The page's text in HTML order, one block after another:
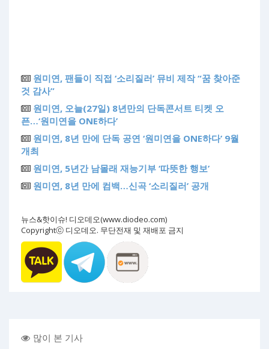
원미연, 팬들이 직접 ‘소리질러’ 뮤비 제작 “꿈 찾아준
것 감사”
원미연, 오늘(27일) 8년만의 단독콘서트 티켓 오
픈…‘원미연을 ONE하다’
원미연, 8년 만에 단독 공연 ‘원미연을 ONE하다’ 9월
개최
원미연, 5년간 남몰래 재능기부 ‘따뜻한 행보’
원미연, 8년 만에 컴백…신곡 ‘소리질러’ 공개
뉴스&핫이슈! 디오데오(www.diodeo.com)
Copyrightⓒ 디오데오. 무단전재 및 재배포 금지
많이 본 기사